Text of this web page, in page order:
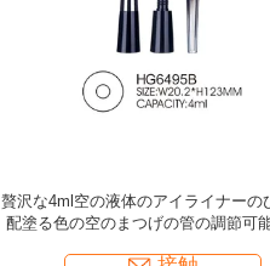
贅沢なプラスチック3.5ml小型液体の
ナーの容器のGlodのブラシの帽